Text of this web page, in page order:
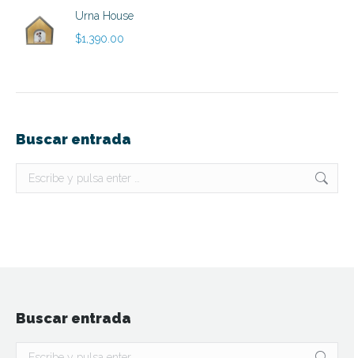
Urna House
$1,390.00
Buscar entrada
Buscar:
Buscar entrada
Buscar: